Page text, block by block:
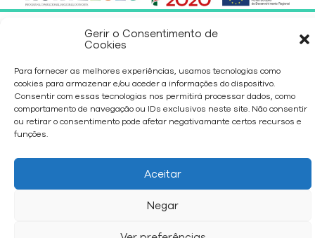
Gerir o Consentimento de
Cookies
Para fornecer as melhores experiências, usamos tecnologias como
cookies para armazenar e/ou aceder a informações do dispositivo.
Consentir com essas tecnologias nos permitirá processar dados, como
comportamento de navegação ou IDs exclusivos neste site. Não consentir
ou retirar o consentimento pode afetar negativamante certos recursos e
funções.
Aceitar
Negar